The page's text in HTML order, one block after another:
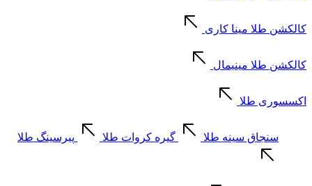
کالکشن طلا مینا کاری
کالکشن طلا مینیمال
اکسسوری طلا
سنجاق سینه طلا گیره کروات طلا پیرسینگ طلا